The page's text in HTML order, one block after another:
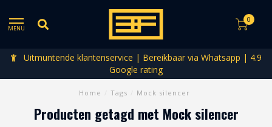
MENU
0
Uitmuntende klantenservice | Bereikbaar via Whatsapp | 4.9
Google rating
Home Tags Mock silencer
Producten getagd met Mock silencer